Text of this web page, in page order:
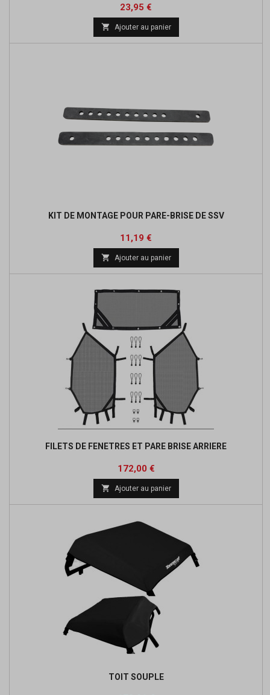
Prix
23,95 €
base
 Ajouter au panier
KIT DE MONTAGE POUR PARE-BRISE DE SSV
Prix
11,19 €
base
 Ajouter au panier
FILETS DE FENETRES ET PARE BRISE ARRIERE
Prix
172,00 €Prix
de
base
 Ajouter au panier
TOIT SOUPLE